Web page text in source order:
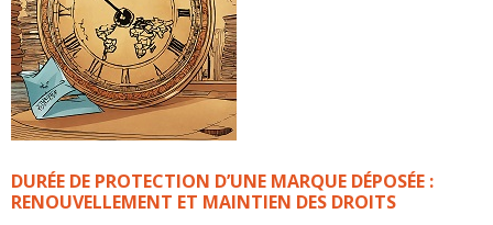
DURÉE DE PROTECTION D’UNE MARQUE DÉPOSÉE :
RENOUVELLEMENT ET MAINTIEN DES DROITS